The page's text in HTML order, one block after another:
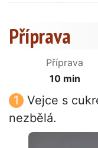
Příprava
Příprava
10 min
Vejce s
nezbělá.